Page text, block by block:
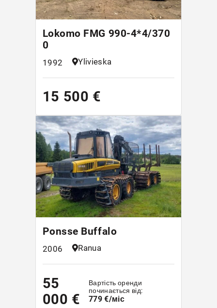
Lokomo FMG 990-4*4/370
0
1992 Ylivieska
15 500 €
Ponsse Buffalo
2006 Ranua
55
000 €
Вартість оренди
починається від:
779 €/міс